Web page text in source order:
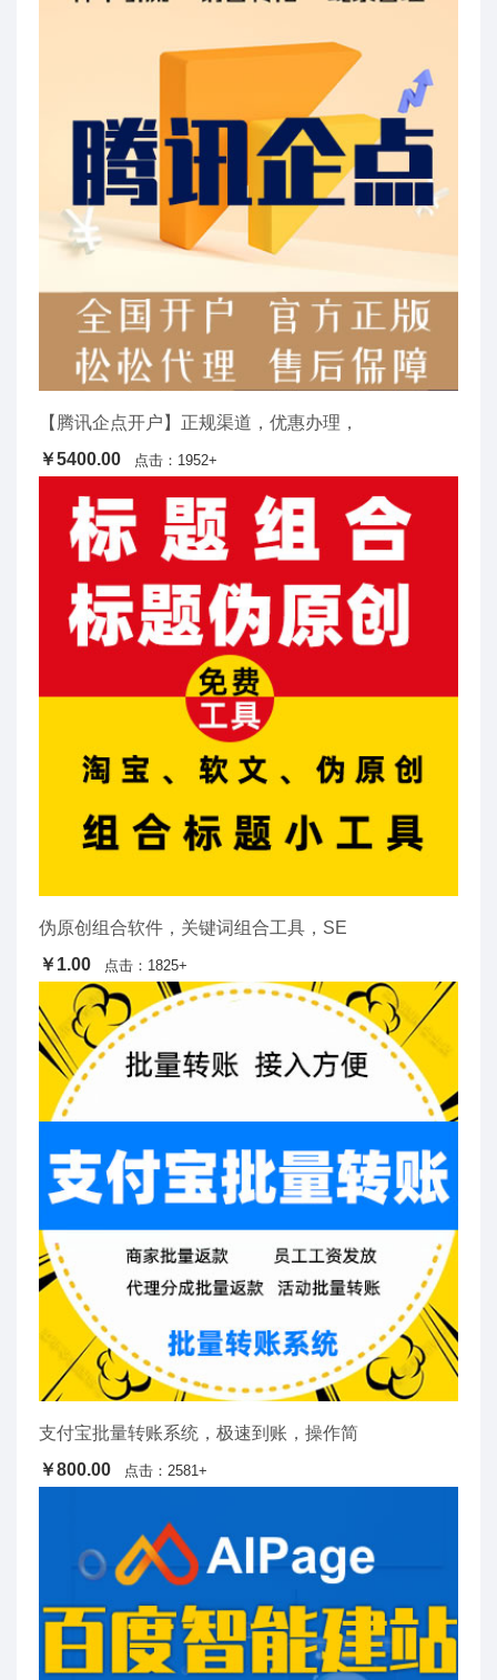
【腾讯企点开户】正规渠道，优惠办理，
￥5400.00
点击：1952+
伪原创组合软件，关键词组合工具，SE
￥1.00
点击：1825+
支付宝批量转账系统，极速到账，操作简
￥800.00
点击：2581+